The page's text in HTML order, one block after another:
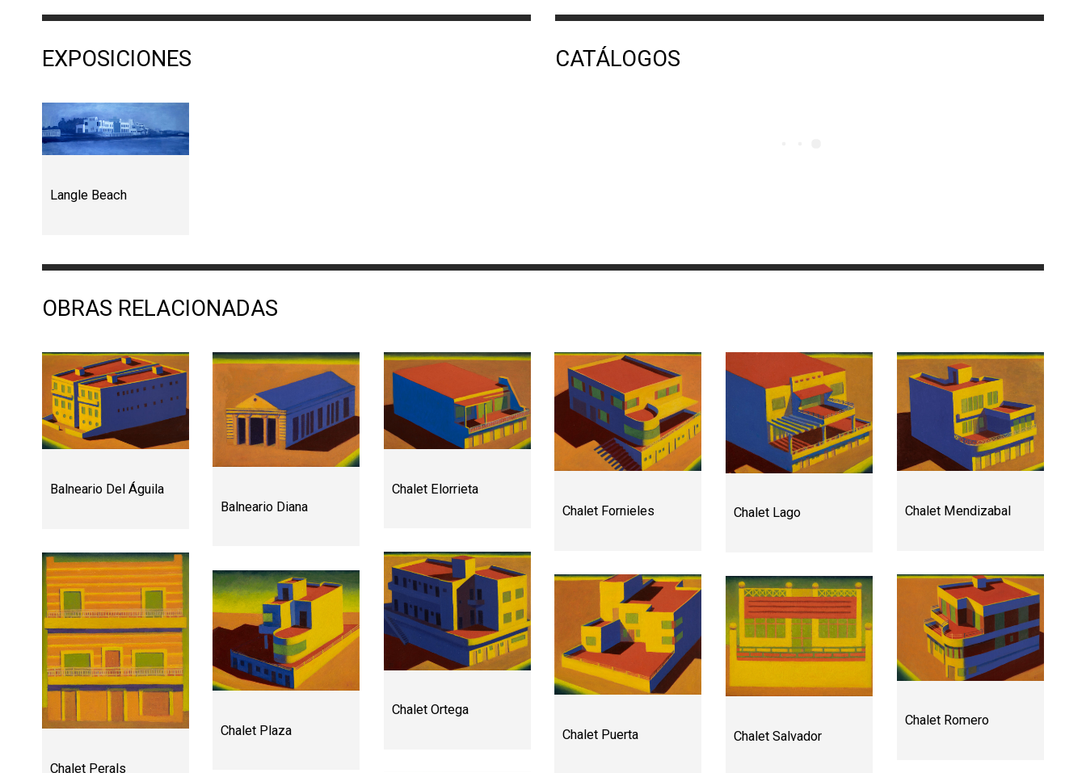
EXPOSICIONES CATÁLOGOS
Langle Beach
OBRAS RELACIONADAS
Balneario Del Águila
Balneario Diana
Chalet Elorrieta
Chalet Fornieles
Chalet Lago Chalet Mendizabal
Chalet Ortega
Chalet Perals
Chalet Plaza Chalet Puerta
Chalet Romero
Chalet Salvador